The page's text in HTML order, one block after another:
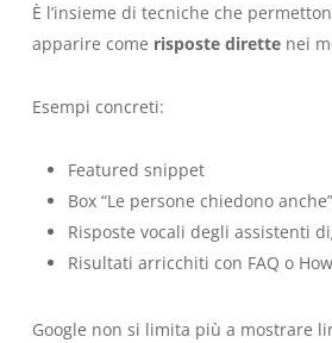
È l’insieme di tecniche che
apparire come risposte direttenei
Esempi concreti:
Featured snippet
Box “Le persone chiedono anche”
Risposte vocali degli assistenti
Risultati arricchiti con FAQ o
Google non si limita più a mostrare